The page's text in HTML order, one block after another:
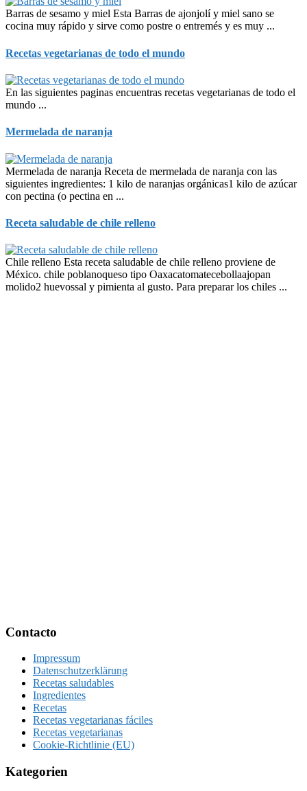
Barras de sesamo y miel Esta Barras de ajonjolí y miel sano se
cocina muy rápido y sirve como postre o entremés y es muy ...
Recetas vegetarianas de todo el mundo
En las siguientes paginas encuentras recetas vegetarianas de todo el
mundo ...
Mermelada de naranja
Mermelada de naranja Receta de mermelada de naranja con las
siguientes ingredientes: 1 kilo de naranjas orgánicas1 kilo de azúcar
con pectina (o pectina en ...
Receta saludable de chile relleno
Chile relleno Esta receta saludable de chile relleno proviene de
México. chile poblanoqueso tipo Oaxacatomatecebollaajopan
molido2 huevossal y pimienta al gusto. Para preparar los chiles ...
Footer
Contacto
Impressum
Datenschutzerklärung
Recetas saludables
Ingredientes
Recetas
Recetas vegetarianas fáciles
Recetas vegetarianas
Cookie-Richtlinie (EU)
Kategorien